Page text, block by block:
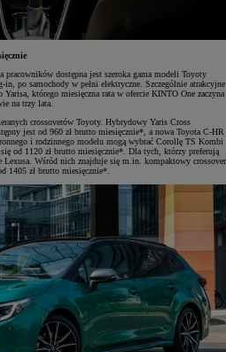
pracowników dostępna jest szeroka gama modeli Toyoty
po samochody w pełni elektryczne. Szczególnie atrakcyjne
którego miesięczna rata w ofercie KINTO One zaczyna
na trzy lata.
crossoverów Toyoty. Hybrydowy Yaris Cross
jest od 960 zł brutto miesięcznie*, a nowa Toyota C-HR
i rodzinnego modelu mogą wybrać Corollę TS Kombi
od 1120 zł brutto miesięcznie*. Dla tych, którzy preferują
Lexusa. Wśród nich znajduje się m.in. kompaktowy crossover
1405 zł brutto miesięcznie*.